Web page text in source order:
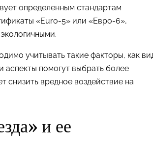
определенным стандартам
«Euro-5» или «Евро-6»,
учитывать такие факторы, как
аспекты помогут выбрать более
снизить вредное воздействие на
и ее